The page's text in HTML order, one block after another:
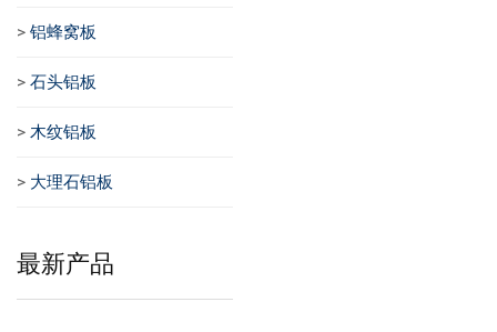
> 铝蜂窝板
> 石头铝板
> 木纹铝板
> 大理石铝板
最新产品